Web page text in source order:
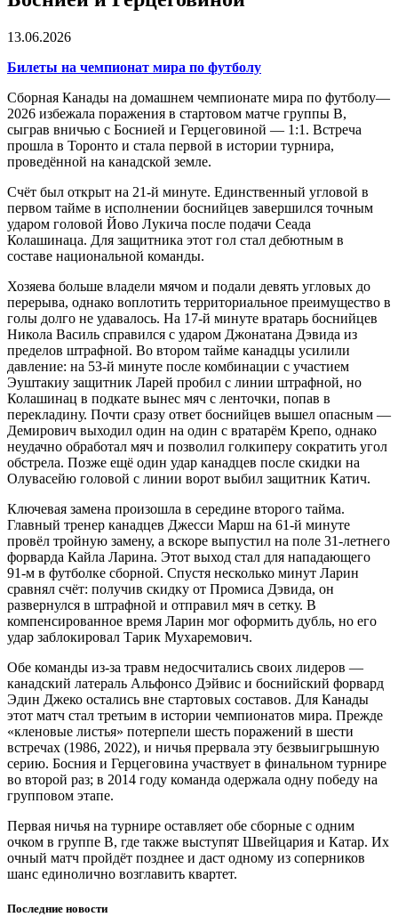
13.06.2026
Билеты на чемпионат мира по футболу
Сборная Канады на домашнем чемпионате мира по футболу—
2026 избежала поражения в стартовом матче группы B,
сыграв вничью с Боснией и Герцеговиной — 1:1. Встреча
прошла в Торонто и стала первой в истории турнира,
проведённой на канадской земле.
Счёт был открыт на 21-й минуте. Единственный угловой в
первом тайме в исполнении боснийцев завершился точным
ударом головой Йово Лукича после подачи Сеада
Колашинаца. Для защитника этот гол стал дебютным в
составе национальной команды.
Хозяева больше владели мячом и подали девять угловых до
перерыва, однако воплотить территориальное преимущество в
голы долго не удавалось. На 17-й минуте вратарь боснийцев
Никола Василь справился с ударом Джонатана Дэвида из
пределов штрафной. Во втором тайме канадцы усилили
давление: на 53-й минуте после комбинации с участием
Эуштакиу защитник Ларей пробил с линии штрафной, но
Колашинац в подкате вынес мяч с ленточки, попав в
перекладину. Почти сразу ответ боснийцев вышел опасным —
Демирович выходил один на один с вратарём Крепо, однако
неудачно обработал мяч и позволил голкиперу сократить угол
обстрела. Позже ещё один удар канадцев после скидки на
Олувасейю головой с линии ворот выбил защитник Катич.
Ключевая замена произошла в середине второго тайма.
Главный тренер канадцев Джесси Марш на 61-й минуте
провёл тройную замену, а вскоре выпустил на поле 31-летнего
форварда Кайла Ларина. Этот выход стал для нападающего
91-м в футболке сборной. Спустя несколько минут Ларин
сравнял счёт: получив скидку от Промиса Дэвида, он
развернулся в штрафной и отправил мяч в сетку. В
компенсированное время Ларин мог оформить дубль, но его
удар заблокировал Тарик Мухаремович.
Обе команды из-за травм недосчитались своих лидеров —
канадский латераль Альфонсо Дэйвис и боснийский форвард
Эдин Джеко остались вне стартовых составов. Для Канады
этот матч стал третьим в истории чемпионатов мира. Прежде
«кленовые листья» потерпели шесть поражений в шести
встречах (1986, 2022), и ничья прервала эту безвыигрышную
серию. Босния и Герцеговина участвует в финальном турнире
во второй раз; в 2014 году команда одержала одну победу на
групповом этапе.
Первая ничья на турнире оставляет обе сборные с одним
очком в группе B, где также выступят Швейцария и Катар. Их
очный матч пройдёт позднее и даст одному из соперников
шанс единолично возглавить квартет.
Последние новости